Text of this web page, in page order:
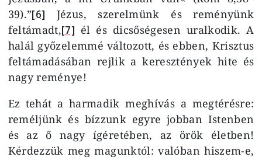
39).”[6] Jézus, szerelmünk és reményünk
feltámadt,[7] él és dicsőségesen uralkodik. A
halál győzelemmé változott, és ebben, Krisztus
feltámadásában rejlik a keresztények hite és
nagy reménye!
Ez tehát a harmadik meghívás a megtérésre:
reméljünk és bízzunk egyre jobban Istenben
és az ő nagy ígéretében, az örök életben!
Kérdezzük meg magunktól: valóban hiszem-e,